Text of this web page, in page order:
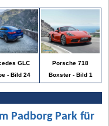
GLC
- Bild 24
Porsche 718
Boxster - Bild 1
Padborg Park für